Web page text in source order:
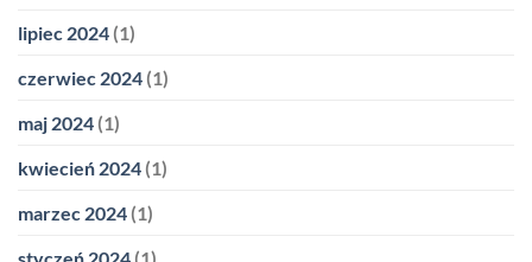
lipiec 2024 (1)
czerwiec 2024 (1)
maj 2024 (1)
kwiecień 2024 (1)
marzec 2024 (1)